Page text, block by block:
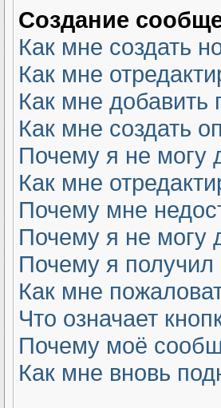
Создание
Как мне создать
Как мне
Как мне
Как мне создать
Почему я не могу
Как мне
Почему мне
Почему я не могу
Почему я
Как мне
Что означает
Почему моё
Как мне вновь